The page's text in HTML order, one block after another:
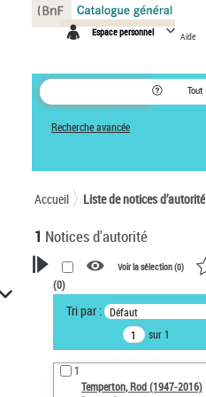
Espace personnel Aide
Tout
Recherche avancée
Accueil Liste de notices d’autorité
1 Notices d'autorité
VOTRE RECHERCHE
Recherche avancée dans les
notices d’autorité
Œuvres liées à l'auteur :
Temperton, Rod (1947-2016)
Voir la sélection (0)
(0)
Tri par : Défaut
sur 1
1
Temperton, Rod (1947-2016)
Panneau de gestion des cookies